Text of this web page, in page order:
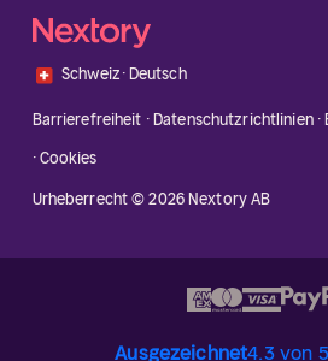
🇨🇭 Schweiz·Deutsch
Barrierefreiheit ·Datenschutzrichtlinien·
·Cookies
Urheberrecht © 2026 Nextory AB
Ausgezeichnet4.3 von 5